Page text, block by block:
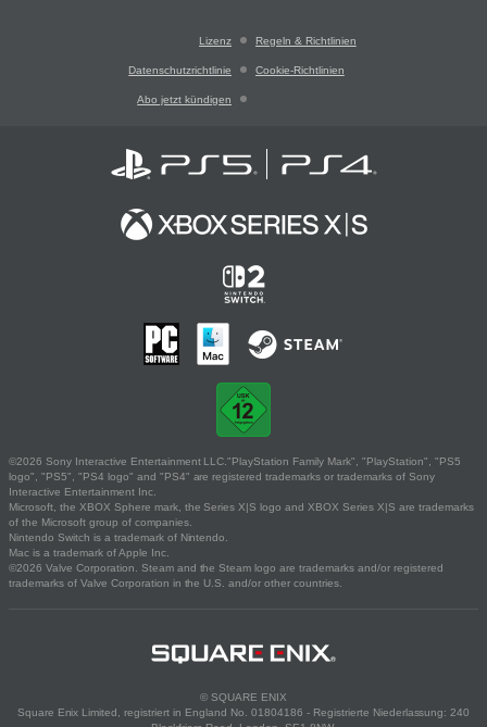
Lizenz Regeln & Richtlinien
Datenschutzrichtlinie Cookie-Richtlinien
Abo jetzt kündigen
©2026 Sony Interactive Entertainment LLC."PlayStation Family Mark", "PlayStation", "PS5
logo", "PS5", "PS4 logo" and "PS4" are registered trademarks or trademarks of Sony
Interactive Entertainment Inc.
Microsoft, the XBOX Sphere mark, the Series X|S logo and XBOX Series X|S are trademarks
of the Microsoft group of companies.
Nintendo Switch is a trademark of Nintendo.
Mac is a trademark of Apple Inc.
©2026 Valve Corporation. Steam and the Steam logo are trademarks and/or registered
trademarks of Valve Corporation in the U.S. and/or other countries.
© SQUARE ENIX
Square Enix Limited, registriert in England No. 01804186 - Registrierte Niederlassung: 240